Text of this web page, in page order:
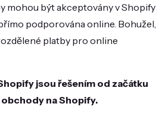
mohou být akceptovány v Shopify
podporována online. Bohužel,
platby pro online
jsou řešením od začátku
na Shopify.